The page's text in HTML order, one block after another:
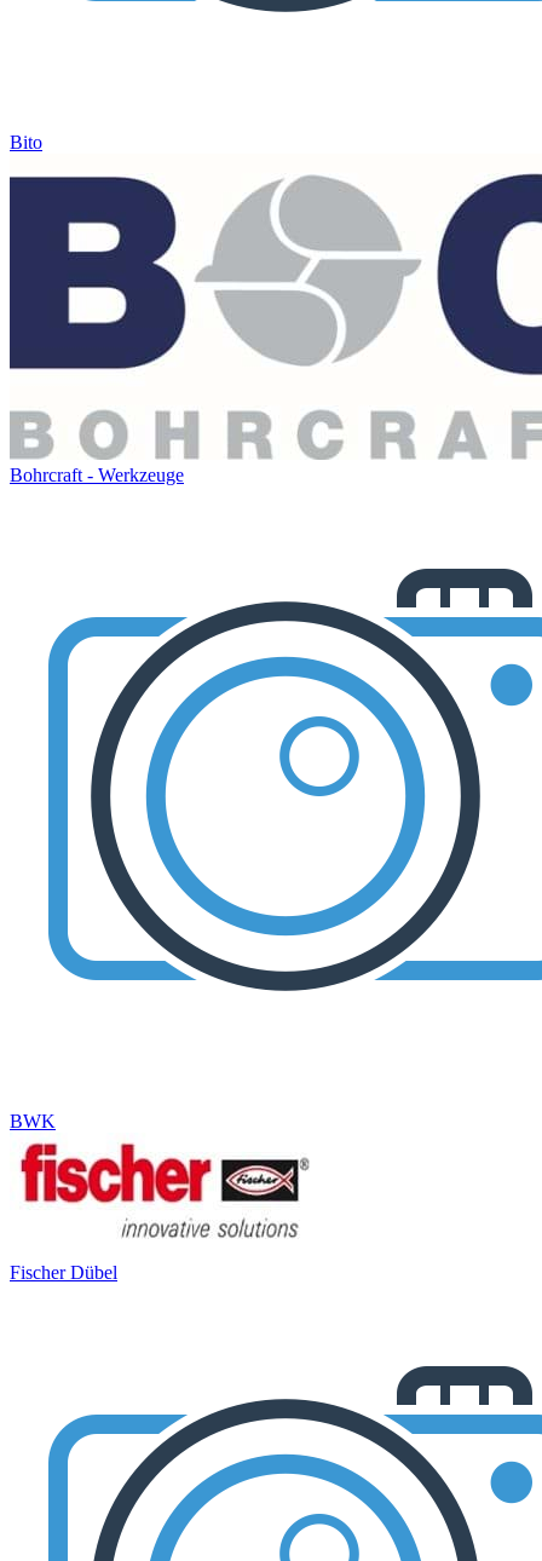
Bito
Bohrcraft - Werkzeuge
BWK
Fischer Dübel